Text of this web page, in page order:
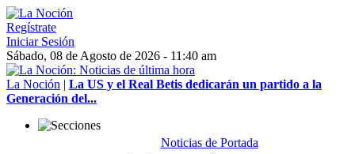
Regístrate
Iniciar Sesión
Sábado, 08 de Agosto de 2026 - 11:40 am
La Noción | La US y el Real Betis dedicarán un partido a la
Generación del...
Noticias de Portada